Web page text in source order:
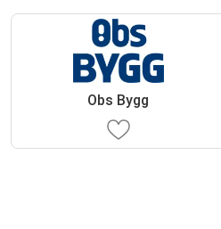
Obs Bygg